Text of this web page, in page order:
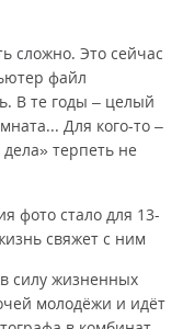
сложно. Это сейчас
файл
В те годы – целый
Для кого-то –
терпеть не
фото стало для 13-
свяжет с ним
силу жизненных
молодёжи и идёт